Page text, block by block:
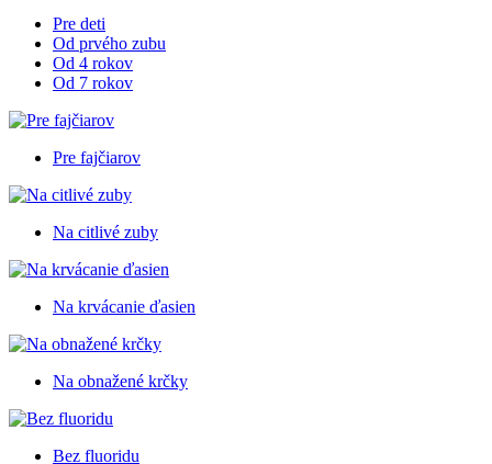
Pre deti
Od prvého zubu
Od 4 rokov
Od 7 rokov
Pre fajčiarov
Na citlivé zuby
Na krvácanie ďasien
Na obnažené krčky
Bez fluoridu